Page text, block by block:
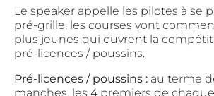
Le speaker appelle les pilotes à se
pré-grille, les courses vont
plus jeunes qui ouvrent la
pré-licences / poussins.
Pré-licences / poussins : au terme
manches, les 4 premiers de